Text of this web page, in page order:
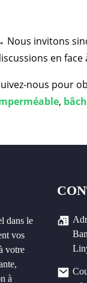
Nous invitons
en
nous pour
,
dans le
vos
votre
à